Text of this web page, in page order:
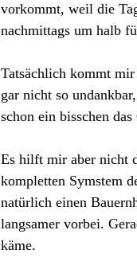
vorkommt, weil die
nachmittags um halb
Tatsächlich kommt
gar nicht so
schon ein bisschen
Es hilft mir aber nicht
kompletten Symstem
natürlich einen
langsamer vorbei.
käme.